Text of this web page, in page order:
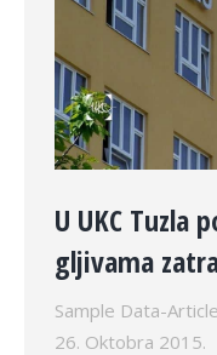
U UKC Tuzla
gljivama
Sample Data-
26. Oktobra 2015.